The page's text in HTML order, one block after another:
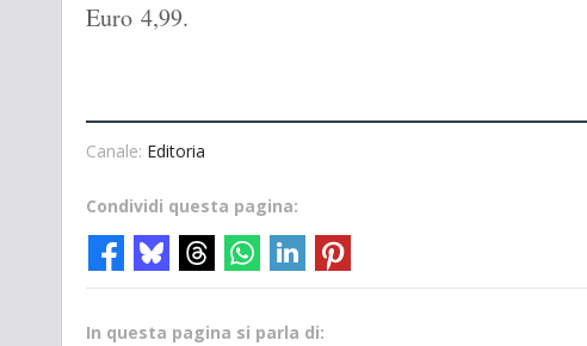
Euro 4,99.
Canale: Editoria
Condividi questa pagina:
In questa pagina si parla di: